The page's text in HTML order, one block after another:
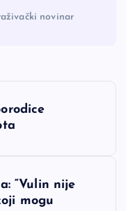
novinar
“Vulin nije
mogu